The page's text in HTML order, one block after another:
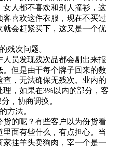
女人都不喜欢和别人撞衫，这
喜欢这件衣服，现在不买过
就会赶紧买下，这又是一个优
残次问题。
员发现残次品都会剔出来报
。但是由于每个牌子回来的数
，无法确保无残次。业内的
，如果在3%以内的部分，客
，协商调换。
方法。
的呢？有些客户以为份货看
面有些什么，有点担心。当
挂羊头卖狗肉，宰一个是一